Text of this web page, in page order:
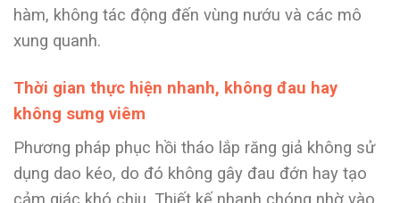
hàm, không tác động đến vùng nướu và các mô
xung quanh.
Thời gian thực hiện nhanh, không đau hay
không sưng viêm
Phương pháp phục hồi tháo lắp răng giả không sử
dụng dao kéo, do đó không gây đau đớn hay tạo
cảm giác khó chịu. Thiết kế nhanh chóng nhờ vào